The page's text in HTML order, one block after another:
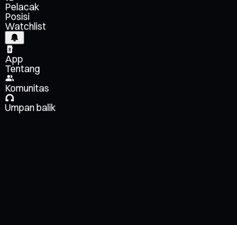
Pelacak
Posisi
Watchlist
App
Tentang
Komunitas
Umpan balik